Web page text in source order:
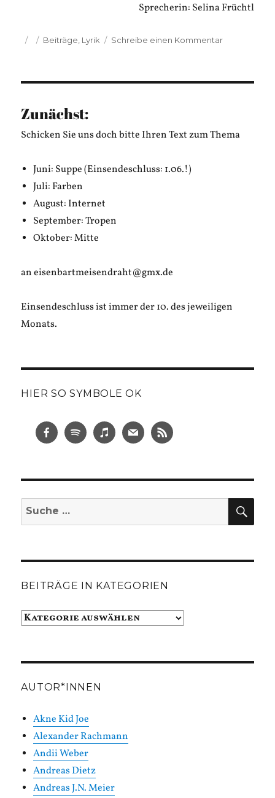
Sprecherin: Selina Früchtl
Veröffentlicht
Kategorien
Beiträge Lyrik Schreibe einen Kommentarzu
Zunächst:
Schicken Sie uns doch bitte Ihren Text zum Thema
Juni: Suppe (Einsendeschluss: 1.06.!)
Juli: Farben
August: Internet
September: Tropen
Oktober: Mitte
an eisenbartmeisendraht@gmx.de
Einsendeschluss ist immer der 10. des jeweiligen
Monats.
HIER SO SYMBOLE OK
Suche
nach:
BEITRÄGE IN KATEGORIEN
Beiträge
AUTOR*INNEN
Akne Kid Joe
Alexander Rachmann
Andii Weber
Andreas Dietz
Andreas J.N. Meier